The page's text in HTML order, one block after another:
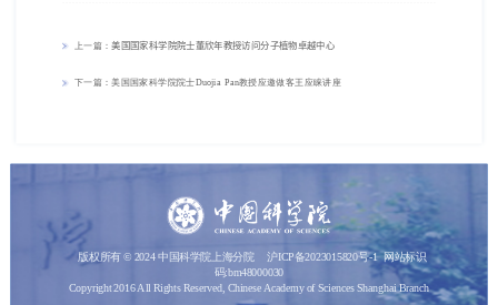
上一篇：美国国家科学院院士董欣年教授访问分子植物卓越中心
下一篇：美国国家科学院院士Duojia Pan教授应邀做客王应睐讲座
版权所有 © 2024 中国科学院上海分院 沪ICP备2023015820号-1 网站标识
码:bm48000030
Copyright 2016 All Rights Reserved, Chinese Academy of Sciences Shanghai Branch